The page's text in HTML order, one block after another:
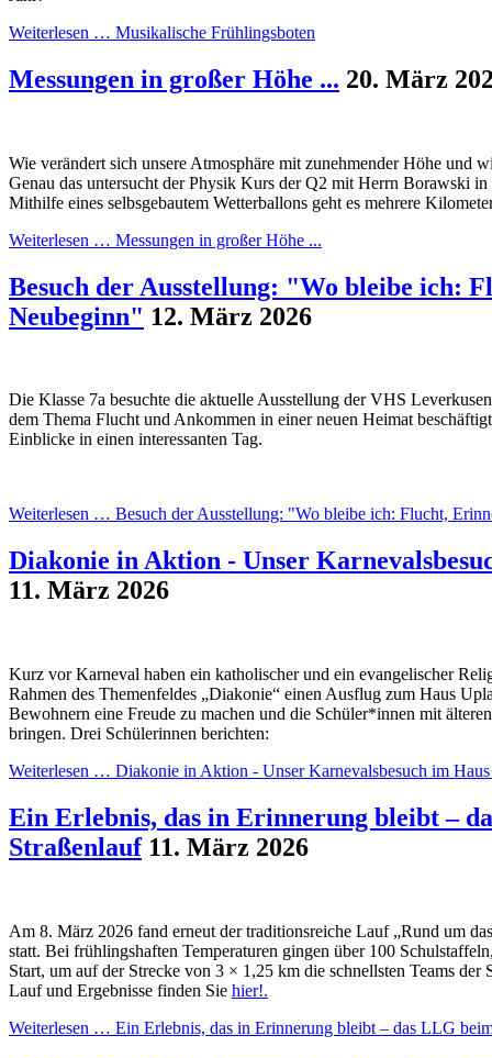
Weiterlesen … Musikalische Frühlingsboten
Messungen in großer Höhe ... 20. März
Wie verändert sich unsere Atmosphäre mit zunehmender Höhe und
Genau das untersucht der Physik Kurs der Q2 mit Herrn Borawski in
Mithilfe eines selbsgebautem Wetterballons geht es mehrere
Weiterlesen … Messungen in großer Höhe ...
Besuch der Ausstellung: "Wo bleibe ich:
Neubeginn" 12. März 2026
Die Klasse 7a besuchte die aktuelle Ausstellung der VHS
dem Thema Flucht und Ankommen in einer neuen Heimat
Einblicke in einen interessanten Tag.
Weiterlesen … Besuch der Ausstellung: "Wo bleibe ich: Flucht,
Diakonie in Aktion - Unser
11. März 2026
Kurz vor Karneval haben ein katholischer und ein evangelischer
Rahmen des Themenfeldes „Diakonie“ einen Ausflug zum Haus
Bewohnern eine Freude zu machen und die Schüler*innen mit
bringen. Drei Schülerinnen berichten:
Weiterlesen … Diakonie in Aktion - Unser Karnevalsbesuch im
Ein Erlebnis, das in Erinnerung bleibt –
Straßenlauf 11. März 2026
Am 8. März 2026 fand erneut der traditionsreiche Lauf „Rund um
statt. Bei frühlingshaften Temperaturen gingen über 100
Start, um auf der Strecke von 3 × 1,25 km die schnellsten Teams
Lauf und Ergebnisse finden Sie hier!.
Weiterlesen … Ein Erlebnis, das in Erinnerung bleibt – das LLG